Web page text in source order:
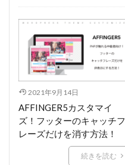
2021年9月14日
AFFINGER5カスタマイ
ズ！フッターのキャッチフ
レーズだけを消す方法！
続きを読む